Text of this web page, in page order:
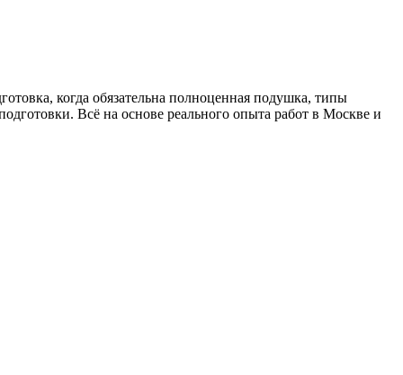
когда обязательна полноценная подушка, типы
Всё на основе реального опыта работ в Москве и